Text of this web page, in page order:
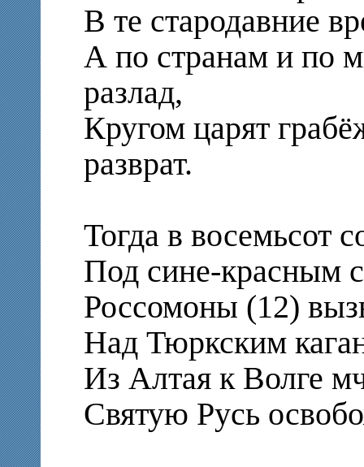
В те стародавние
А по странам и по
разлад,
Кругом царят
разврат.
Тогда в восемьсот
Под сине-красным
Россомоны (12)
Над Тюркским
Из Алтая к Волге
Святую Русь